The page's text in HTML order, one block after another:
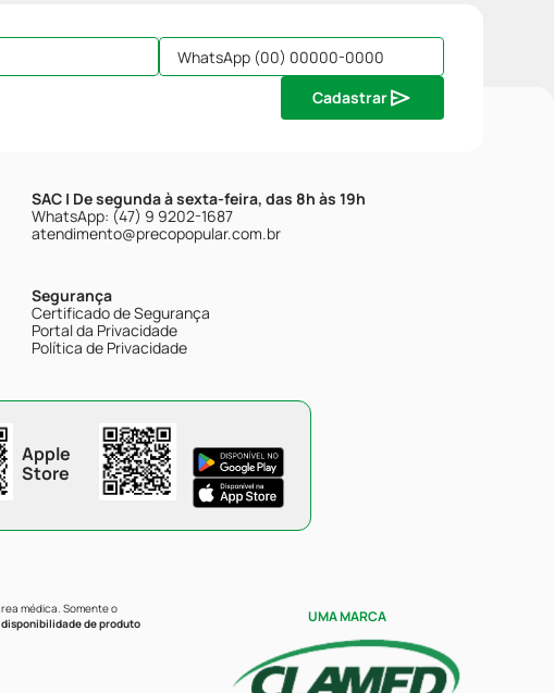
Cadastrar
SAC | De segunda à sexta-feira, das 8h às 19h
WhatsApp: (47) 9 9202-1687
atendimento@precopopular.com.br
Segurança
Certificado de Segurança
Portal da Privacidade
Política de Privacidade
Apple
Store
médica. Somente o
de produto
UMA MARCA